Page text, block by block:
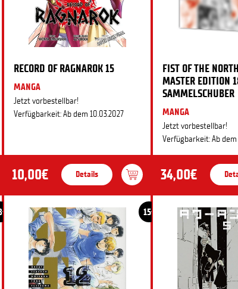
RECORD OF RAGNAROK 15
MANGA
Jetzt vorbestellbar!
Verfügbarkeit: Ab dem 10.03.2027
10,00€ Details
FIST OF THE
MASTER EDITION
SAMMELSCHUBER
MANGA
Jetzt vorbestellbar!
Verfügbarkeit: Ab dem
34,00€
15+